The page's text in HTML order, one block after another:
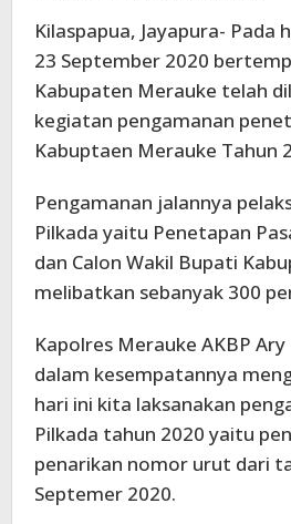
Kilaspapua, Jayapura- Pada
23 September 2020
Kabupaten Merauke telah
kegiatan pengamanan
Kabuptaen Merauke Tahun
Pengamanan jalannya
Pilkada yaitu Penetapan
dan Calon Wakil Bupati
melibatkan sebanyak 300
Kapolres Merauke AKBP
dalam kesempatannya
hari ini kita laksanakan
Pilkada tahun 2020 yaitu
penarikan nomor urut dari
Septemer 2020.